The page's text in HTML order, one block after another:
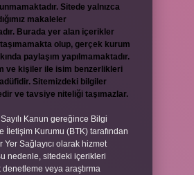
Sitede yalnızca
makaleler
Burada yer alan içerikler
olup, gerçek kurum
paylaşım yapılmamaktadır.
ve kişiler ile isim benzerlikleri
Sitemizdeki bilgiler
ve tavsiye niteliği taşımazlar.
Kanun gereğince Bilgi
İletişim Kurumu (BTK) tarafından
Yer Sağlayıcı olarak hizmet
nedenle, sitedeki içerikleri
veya araştırma